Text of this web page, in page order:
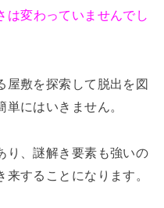
は変わっていませんでし
屋敷を探索して脱出を図
にはいきません。
り、謎解き要素も強いの
することになります。